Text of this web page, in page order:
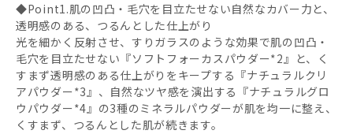
◆Point1.肌の凹凸・毛穴を目立たせない自然なカバー力と、
透明感のある、つるんとした仕上がり
光を細かく反射させ、すりガラスのような効果で肌の凹凸・
毛穴を目立たせない『ソフトフォーカスパウダー*2』と、く
すまず透明感のある仕上がりをキープする『ナチュラルクリ
アパウダー*3』、自然なツヤ感を演出する『ナチュラルグロ
ウパウダー*4』の3種のミネラルパウダーが肌を均一に整え、
くすまず、つるんとした肌が続きます。